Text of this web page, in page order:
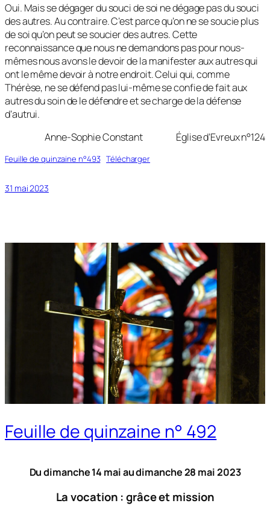
Oui. Mais se dégager du souci de soi ne dégage pas du souci
des autres. Au contraire. C’est parce qu’on ne se soucie plus
de soi qu’on peut se soucier des autres. Cette
reconnaissance que nous ne demandons pas pour nous-
mêmes nous avons le devoir de la manifester aux autres qui
ont le même devoir à notre endroit. Celui qui, comme
Thérèse, ne se défend pas lui-même se confie de fait aux
autres du soin de le défendre et se charge de la défense
d’autrui.
Anne-Sophie Constant Église d’Evreux n°124
Feuille de quinzaine n°493 Télécharger
31 mai 2023
Feuille de quinzaine n° 492
Du dimanche 14 maiau dimanche 28 mai 2023
La vocation : grâce et mission